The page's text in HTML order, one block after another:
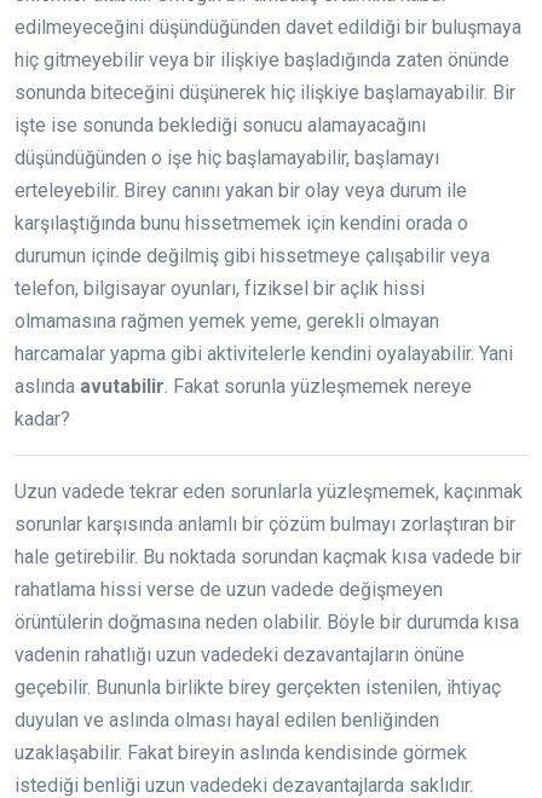
edilmeyeceğini düşündüğünden davet edildiği bir buluşmaya
hiç gitmeyebilir veya bir ilişkiye başladığında zaten önünde
sonunda biteceğini düşünerek hiç ilişkiye başlamayabilir. Bir
işte ise sonunda beklediği sonucu alamayacağını
düşündüğünden o işe hiç başlamayabilir, başlamayı
erteleyebilir. Birey canını yakan bir olay veya durum ile
karşılaştığında bunu hissetmemek için kendini orada o
durumun içinde değilmiş gibi hissetmeye çalışabilir veya
telefon, bilgisayar oyunları, fiziksel bir açlık hissi
olmamasına rağmen yemek yeme, gerekli olmayan
harcamalar yapma gibi aktivitelerle kendini oyalayabilir. Yani
aslında avutabilir . Fakat sorunla yüzleşmemek nereye
kadar?
Uzun vadede tekrar eden sorunlarla yüzleşmemek, kaçınmak
sorunlar karşısında anlamlı bir çözüm bulmayı zorlaştıran bir
hale getirebilir. Bu noktada sorundan kaçmak kısa vadede bir
rahatlama hissi verse de uzun vadede değişmeyen
örüntülerin doğmasına neden olabilir. Böyle bir durumda kısa
vadenin rahatlığı uzun vadedeki dezavantajların önüne
geçebilir. Bununla birlikte birey gerçekten istenilen, ihtiyaç
duyulan ve aslında olması hayal edilen benliğinden
uzaklaşabilir. Fakat bireyin aslında kendisinde görmek
istediği benliği uzun vadedeki dezavantajlarda saklıdır.